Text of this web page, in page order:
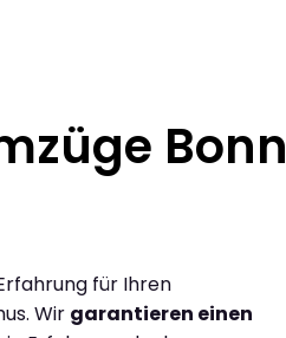
Bonn
für Ihren
Wir garantieren einen